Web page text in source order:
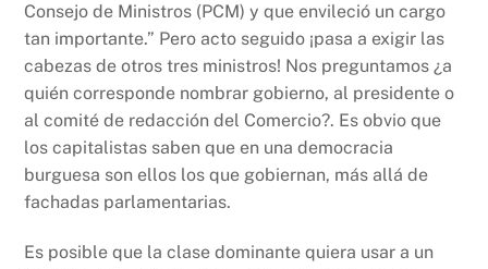
Consejo de Ministros (PCM) y que envileció un cargo
tan importante.” Pero acto seguido ¡pasa a exigir las
cabezas de otros tres ministros! Nos preguntamos ¿a
quién corresponde nombrar gobierno, al presidente o
al comité de redacción del Comercio?. Es obvio que
los capitalistas saben que en una democracia
burguesa son ellos los que gobiernan, más allá de
fachadas parlamentarias.
Es posible que la clase dominante quiera usar a un